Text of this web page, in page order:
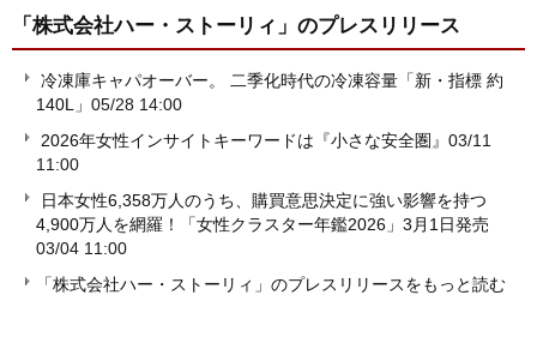
「株式会社ハー・ストーリィ」 のプレスリリース
冷凍庫キャパオーバー。 二季化時代の冷凍容量「新・指標 約
140L」 05/28 14:00
2026年女性インサイトキーワードは『小さな安全圏』 03/11
11:00
日本女性6,358万人のうち、購買意思決定に強い影響を持つ
4,900万人を網羅！「女性クラスター年鑑2026」3月1日発売
03/04 11:00
「株式会社ハー・ストーリィ」のプレスリリースをもっと読む